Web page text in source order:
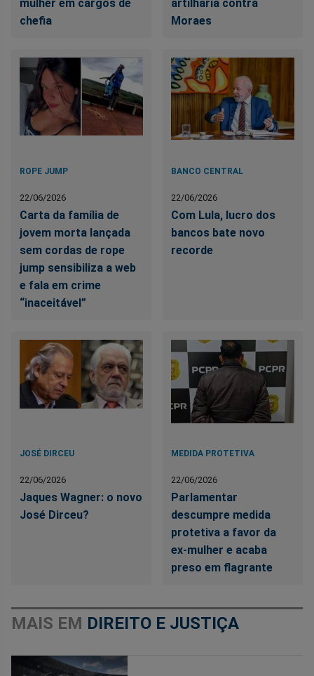
mulher em cargos de
chefia
artilharia contra
Moraes
ROPE JUMP
22/06/2026
Carta da família de
jovem morta lançada
sem cordas de rope
jump sensibiliza a web
e fala em crime
“inaceitável”
BANCO CENTRAL
22/06/2026
Com Lula, lucro dos
bancos bate novo
recorde
JOSÉ DIRCEU
22/06/2026
Jaques Wagner: o novo
José Dirceu?
MEDIDA PROTETIVA
22/06/2026
Parlamentar
descumpre medida
protetiva a favor da
ex-mulher e acaba
preso em flagrante
MAIS EM DIREITO E JUSTIÇA